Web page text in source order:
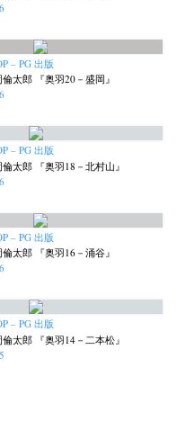
– PG 出版
太郎 『奥羽20－盛岡』
– PG 出版
太郎 『奥羽18－北村山』
– PG 出版
太郎 『奥羽16－涌谷』
– PG 出版
太郎 『奥羽14－二本松』